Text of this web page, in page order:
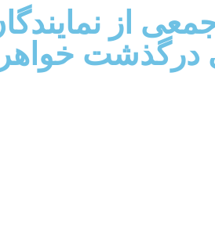
از
درگذشت